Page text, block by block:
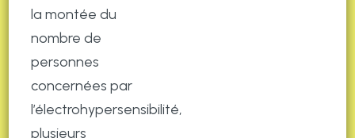
la montée du
nombre de
personnes
concernées par
l’électrohypersensibilité,
plusieurs